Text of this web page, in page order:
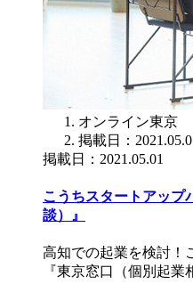
オンライン東京
掲載日：
掲載日：2021.05.01
こうちスタートアップ
談）』
高知での起業を検討！
『東京窓口（個別起業